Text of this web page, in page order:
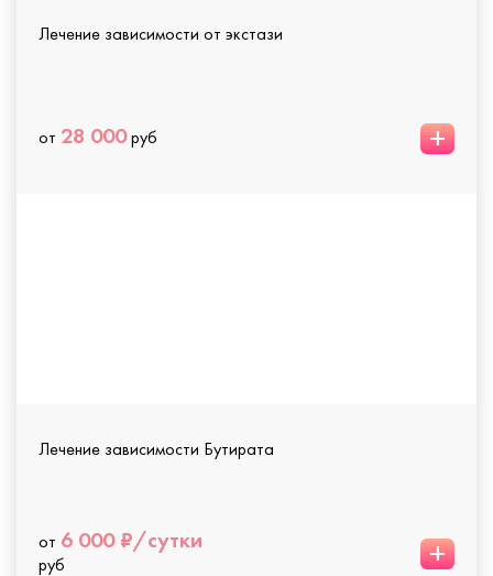
Лечение зависимости от экстази
от 28 000руб +
Лечение зависимости Бутирата
от 6 000 ₽/сутки
руб +